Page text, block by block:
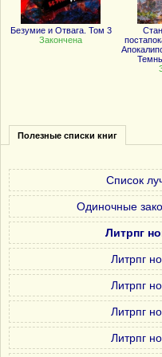
Безумие и Отвага. Том 3
Закончена
Полезные списки книг
Список
Одиночные
Литрпг
Литрпг
Литрпг
Литрпг
Литрпг